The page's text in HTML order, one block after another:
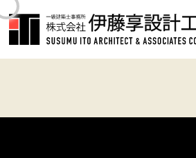
TOP
お知らせ
反省しきりです！